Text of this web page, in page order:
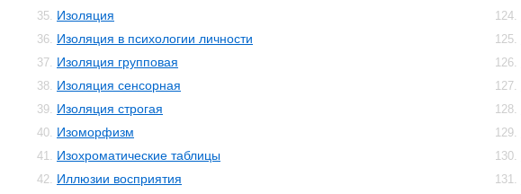
35. Изоляция
36. Изоляция в психологии личности
37. Изоляция групповая
38. Изоляция сенсорная
39. Изоляция строгая
40. Изоморфизм
41. Изохроматические таблицы
42. Иллюзии восприятия
124.
125.
126.
127.
128.
129.
130.
131.